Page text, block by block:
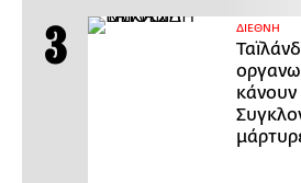
ΔΙΕΘΝΗ
κάνουν